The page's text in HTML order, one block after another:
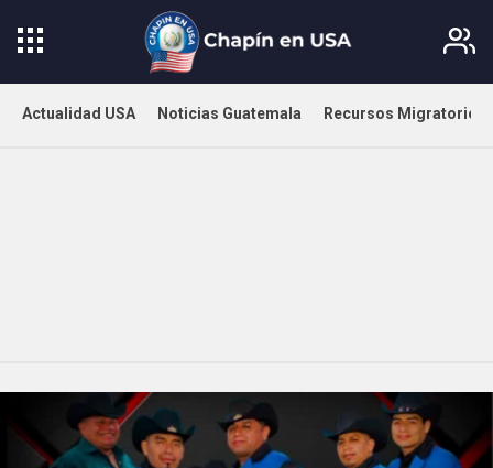
Actualidad USA Noticias Guatemala Recursos Migratorios